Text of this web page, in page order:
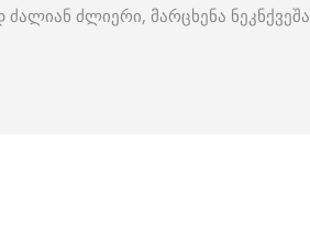
ძლიერი, მარცხენა ნეკნქვეშა